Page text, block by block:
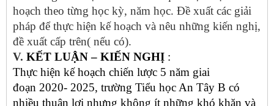
hoạch theo từng học kỳ, năm học. Đề xuất các giải
pháp để thực hiện kế hoạch và nêu những kiến nghị,
đề xuất cấp trên( nếu có).
V. KẾT LUẬN – KIẾN NGHỊ :
Thực hiện kế hoạch chiến lược 5 năm giai
đoạn 2020- 2025, trường Tiểu học An Tây B có
nhiều thuận lợi nhưng không ít những khó khăn và